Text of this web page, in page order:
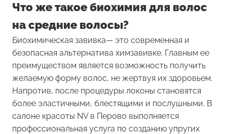
Что же такое биохимия для волос
на средние волосы?
Биохимическая завивка— это современная и
безопасная альтернатива химзавивке. Главным ее
преимуществом является возможность получить
желаемую форму волос, не жертвуя их здоровьем.
Напротив, после процедуры локоны становятся
более эластичными, блестящими и послушными. В
салоне красоты NV в Перово выполняется
профессиональная услуга по созданию упругих